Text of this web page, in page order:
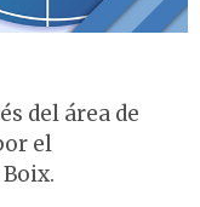
del área de
el